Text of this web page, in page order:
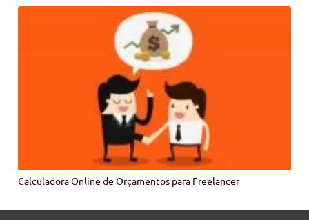
Calculadora Online de Orçamentos para Freelancer